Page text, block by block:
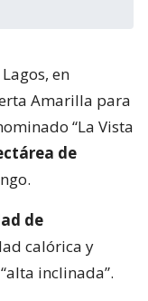
en
Amarilla para
“La Vista
de
de
calórica y
inclinada”.